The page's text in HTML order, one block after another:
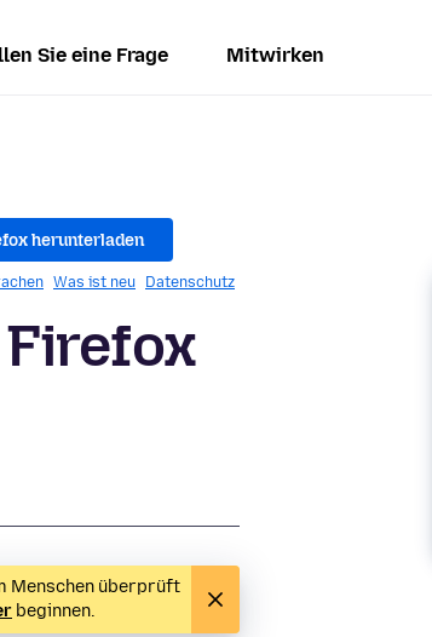
Sie eine Frage Mitwirken
herunterladen
Was ist neu Datenschutz
Menschen überprüft
beginnen.